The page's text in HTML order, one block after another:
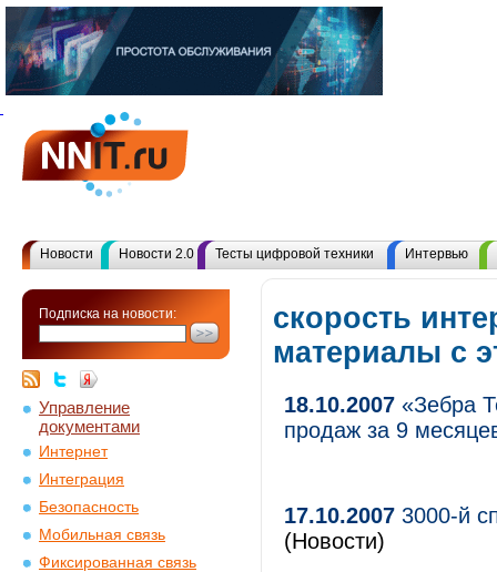
Новости Новости 2.0 Тесты цифровой техники Интервью
Подписка на новости:
Управление
документами
Интернет
Интеграция
Безопасность
Мобильная связь
Фиксированная связь
скорость
материалы с
18.10.2007 «Зебра
продаж за 9
17.10.2007 3000-й
(Новости)